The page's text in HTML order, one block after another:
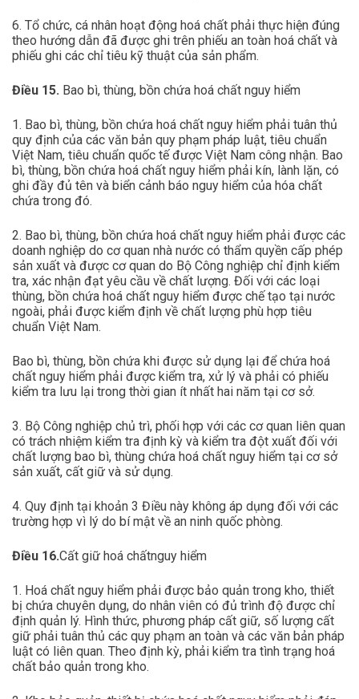
6. Tổ chức, cá nhân hoạt động hoá chất phải thực hiện đúng
theo hướng dẫn đã được ghi trên phiếu an toàn hoá chất và
phiếu ghi các chỉ tiêu kỹ thuật của sản phẩm.
Điều 15. Bao bì, thùng, bồn chứa hoá chất nguy hiểm
1. Bao bì, thùng, bồn chứa hoá chất nguy hiểm phải tuân thủ
quy định của các văn bản quy phạm pháp luật, tiêu chuẩn
Việt Nam, tiêu chuẩn quốc tế được Việt Nam công nhận. Bao
bì, thùng, bồn chứa hoá chất nguy hiểm phải kín, lành lặn, có
ghi đầy đủ tên và biển cảnh báo nguy hiểm của hóa chất
chứa trong đó.
2. Bao bì, thùng, bồn chứa hoá chất nguy hiểm phải được các
doanh nghiệp do cơ quan nhà nước có thẩm quyền cấp phép
sản xuất và được cơ quan do Bộ Công nghiệp chỉ định kiểm
tra, xác nhận đạt yêu cầu về chất lượng. Đối với các loại
thùng, bồn chứa hoá chất nguy hiểm được chế tạo tại nước
ngoài, phải được kiểm định về chất lượng phù hợp tiêu
chuẩn Việt Nam.
Bao bì, thùng, bồn chứa khi được sử dụng lại để chứa hoá
chất nguy hiểm phải được kiểm tra, xử lý và phải có phiếu
kiểm tra lưu lại trong thời gian ít nhất hai năm tại cơ sở.
3. Bộ Công nghiệp chủ trì, phối hợp với các cơ quan liên quan
có trách nhiệm kiểm tra định kỳ và kiểm tra đột xuất đối với
chất lượng bao bì, thùng chứa hoá chất nguy hiểm tại cơ sở
sản xuất, cất giữ và sử dụng.
4. Quy định tại khoản 3 Điều này không áp dụng đối với các
trường hợp vì lý do bí mật về an ninh quốc phòng.
Điều 16.Cất giữ hoá chấtnguy hiểm
1. Hoá chất nguy hiểm phải được bảo quản trong kho, thiết
bị chứa chuyên dụng, do nhân viên có đủ trình độ được chỉ
định quản lý. Hình thức, phương pháp cất giữ, số lượng cất
giữ phải tuân thủ các quy phạm an toàn và các văn bản pháp
luật có liên quan. Theo định kỳ, phải kiểm tra tình trạng hoá
chất bảo quản trong kho.